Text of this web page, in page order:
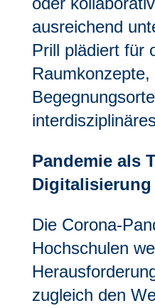
ausreichend
Prill plädiert für
Pandemie als
Digitalisierung
Die Corona-
Hochschulen
zugleich den